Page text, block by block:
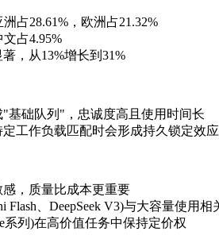
占28.61%，欧洲占21.32%
占4.95%
，从13%增长到31%
基础队列"，忠诚度高且使用时间长
工作负载匹配时会形成持久锁定效应
，质量比成本更重要
Flash、DeepSeek V3)与大容量使用相
系列)在高价值任务中保持定价权